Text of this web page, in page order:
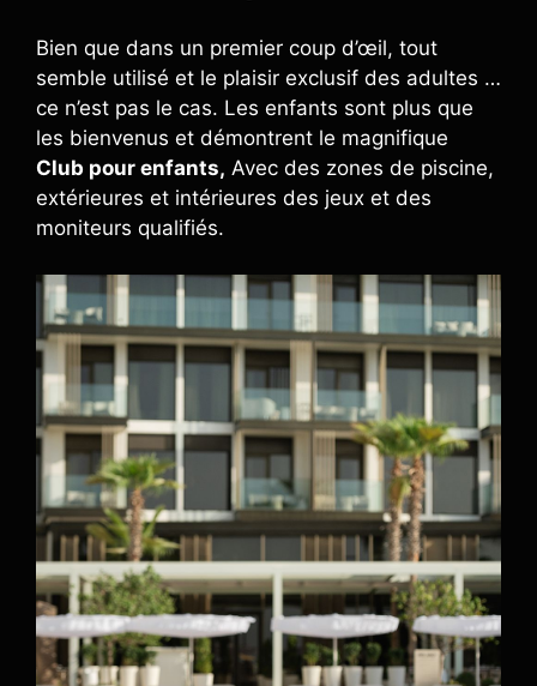
Bien que dans un premier coup d’œil, tout
semble utilisé et le plaisir exclusif des adultes …
ce n’est pas le cas. Les enfants sont plus que
les bienvenus et démontrent le magnifique
Club pour enfants, Avec des zones de piscine,
extérieures et intérieures des jeux et des
moniteurs qualifiés.